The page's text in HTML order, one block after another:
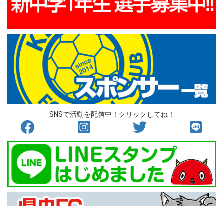
SNSで活動を配信中！クリックしてね！